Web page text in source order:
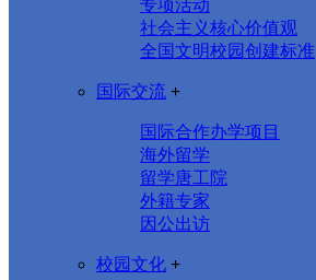
专项活动
社会主义核心价值观
全国文明校园创建标准
国际交流 +
国际合作办学项目
海外留学
留学唐工院
外籍专家
因公出访
校园文化 +